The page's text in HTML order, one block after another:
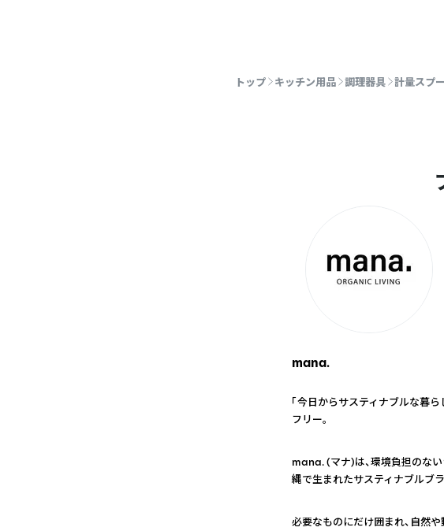
トップ キッチン用品 調理器具 計量スプ
mana.
「今日からサスティナブルな暮
フリー。
mana. (マナ)は、環境負担のな
縄で生まれたサスティナブルブラ
必要なものにだけ囲まれ、自然